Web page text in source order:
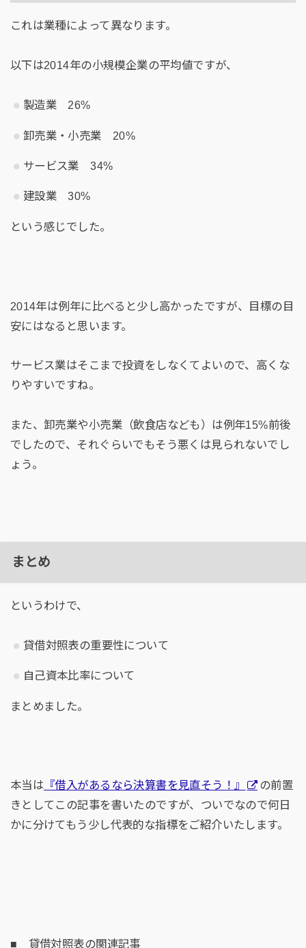
これは業種によって異なります。
以下は2014年の小規模企業の平均値ですが、
製造業 26%
卸売業・小売業 20%
サービス業 34%
建設業 30%
という感じでした。
2014年は例年に比べると少し高かったですが、目標の目
安にはなると思います。
サービス業はそこまで投資をしなくてよいので、高くな
りやすいですね。
また、卸売業や小売業（飲食店なども）は例年15%前後
でしたので、それぐらいでもそう悪くは見られないでし
ょう。
まとめ
というわけで、
貸借対照表の重要性について
自己資本比率について
まとめました。
本当は 『借入があるなら決算書を見直そう！』
の前置
きとしてこの記事を書いたのですが、ついでなので何日
かに分けてもう少し代表的な指標をご紹介いたします。
■ 貸借対照表の関連記事